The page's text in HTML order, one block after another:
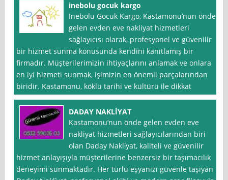
inebolu gocuk kargo
Inebolu Gocuk Kargo, Kastamonu’nun önde
gelen evden eve nakliyat hizmetleri
sağlayıcısı olarak, profesyonel ve güvenilir
bir hizmet sunma konusunda kendini kanıtlamış bir
firmadır. Müşterilerimizin ihtiyaçlarını anlamak ve onlara
en iyi hizmeti sunmak, işimizin en önemli parçalarından
biridir. Kastamonu, köklü tarihi ve kültürü ile dikkat
DADAY NAKLİYAT
Kastamonu‘nun önde gelen evden eve
nakliyat hizmetleri sağlayıcılarından biri
olan Daday Nakli̇yat, kaliteli ve güvenilir
hizmet anlayışıyla müşterilerine benzersiz bir taşımacılık
deneyimi sunmaktadır. Her türlü eşyanızı güvenle taşıyan